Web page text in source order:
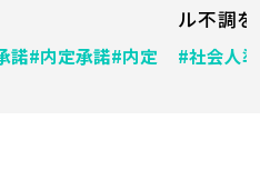
諾#内定承諾#内定
ル不調
#社会人